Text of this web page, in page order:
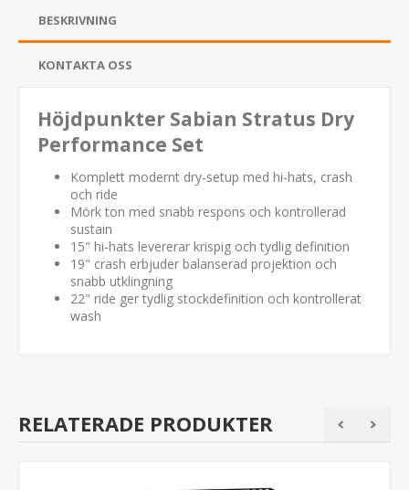
BESKRIVNING
KONTAKTA OSS
Höjdpunkter Sabian Stratus Dry
Performance Set
Komplett modernt dry-setup med hi-hats, crash
och ride
Mörk ton med snabb respons och kontrollerad
sustain
15" hi-hats levererar krispig och tydlig definition
19" crash erbjuder balanserad projektion och
snabb utklingning
22" ride ger tydlig stockdefinition och kontrollerat
wash
RELATERADE PRODUKTER